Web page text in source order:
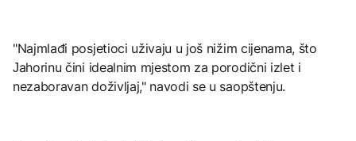
"Najmlađi posjetioci uživaju u još nižim cijenama, što
Јahorinu čini idealnim mjestom za porodični izlet i
nezaboravan doživljaj," navodi se u saopštenju.